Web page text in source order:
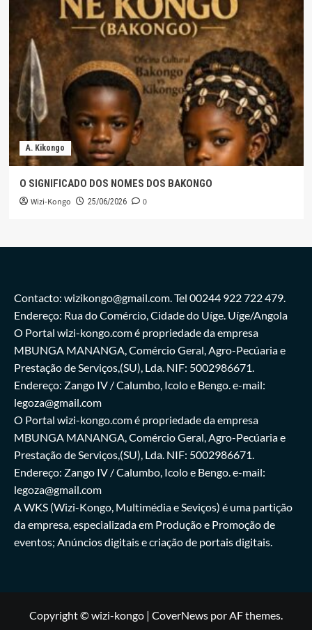
A. Kikongo
O SIGNIFICADO DOS NOMES DOS BAKONGO
Wizi-Kongo 25/06/2026 0
Contacto: wizikongo@gmail.com. Tel 00244 922 722 479.
Endereço: Rua do Comércio, Cidade do Uíge. Uíge/Angola
O Portal wizi-kongo.com é propriedade da empresa
MBUNGA MANANGA, Comércio Geral, Agro-Pecúaria e
Prestação de Serviços,(SU), Lda. NIF: 5002986671.
Endereço: Zango IV / Calumbo, Icolo e Bengo. e-mail:
legoza@gmail.com
O Portal wizi-kongo.com é propriedade da empresa
MBUNGA MANANGA, Comércio Geral, Agro-Pecúaria e
Prestação de Serviços,(SU), Lda. NIF: 5002986671.
Endereço: Zango IV / Calumbo, Icolo e Bengo. e-mail:
legoza@gmail.com
A WKS (Wizi-Kongo, Multimédia e Seviços) é uma partição
da empresa, especializada em Produção e Promoção de
eventos; Anúncios digitais e criação de portais digitais.
Copyright © wizi-kongo | CoverNews por AF themes.